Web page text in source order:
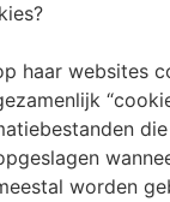
haar websites
worden